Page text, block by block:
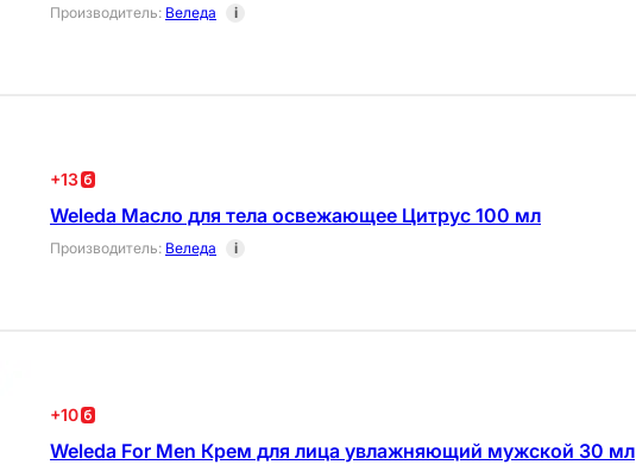
Производитель: Веледа i
+13
Weleda Масло для тела освежающее Цитрус 100 мл
Производитель: Веледа i
+10
Weleda For Men Крем для лица увлажняющий мужской 30 мл